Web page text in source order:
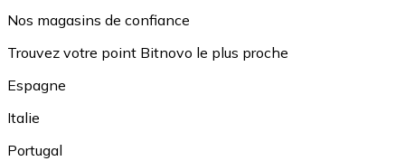
Nos magasins de confiance
Trouvez votre point Bitnovo le plus proche
Espagne
Italie
Portugal